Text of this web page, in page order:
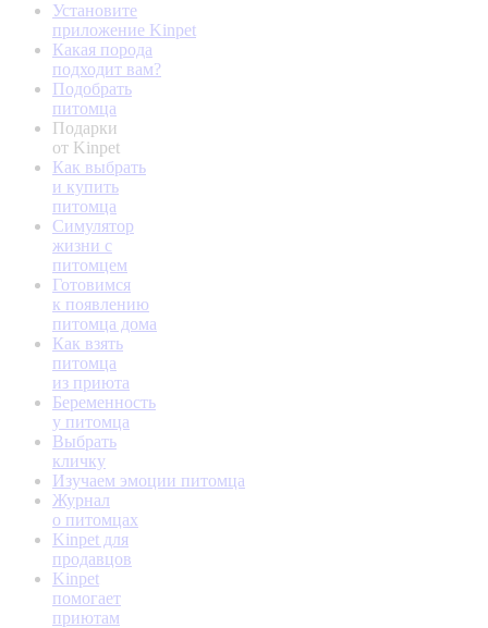
Установите
приложение Kinpet
Какая порода
подходит вам?
Подобрать
питомца
Подарки
от Kinpet
Как выбрать
и купить
питомца
Симулятор
жизни с
питомцем
Готовимся
к появлению
питомца дома
Как взять
питомца
из приюта
Беременность
у питомца
Выбрать
кличку
Изучаем эмоции питомца
Журнал
о питомцах
Kinpet для
продавцов
Kinpet
помогает
приютам